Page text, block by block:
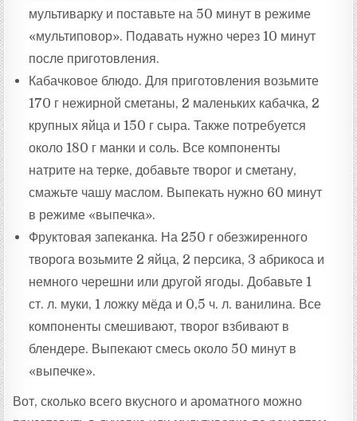
мультиварку и поставьте на 50 минут в режиме
«мультиповор». Подавать нужно через 10 минут
после приготовления.
Кабачковое блюдо. Для приготовления возьмите
170 г нежирной сметаны, 2 маленьких кабачка, 2
крупных яйца и 150 г сыра. Также потребуется
около 180 г манки и соль. Все компоненты
натрите на терке, добавьте творог и сметану,
смажьте чашу маслом. Выпекать нужно 60 минут
в режиме «выпечка».
Фруктовая запеканка. На 250 г обезжиренного
творога возьмите 2 яйца, 2 персика, 3 абрикоса и
немного черешни или другой ягоды. Добавьте 1
ст. л. муки, 1 ложку мёда и 0,5 ч. л. ванилина. Все
компоненты смешивают, творог взбивают в
блендере. Выпекают смесь около 50 минут в
«выпечке».
Вот, сколько всего вкусного и ароматного можно